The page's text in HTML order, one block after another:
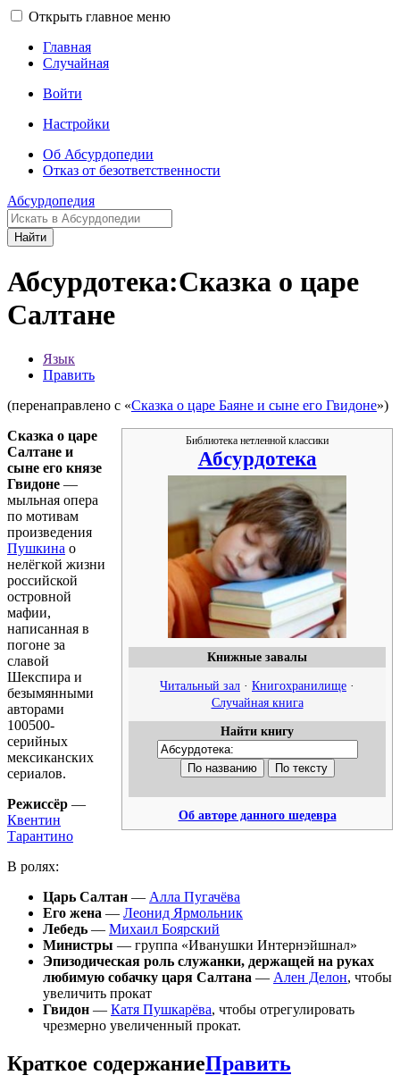
Открыть главное меню
Главная
Случайная
Войти
Настройки
Об Абсурдопедии
Отказ от безответственности
Абсурдопедия
Найти
Абсурдотека:Сказка о царе
Салтане
Язык
Править
(перенаправлено с «Сказка о царе Баяне и сыне его Гвидоне»)
Библиотека нетленной классики
Абсурдотека
Книжные завалы
Читальный зал · Книгохранилище ·
Случайная книга
Найти книгу
Об авторе данного шедевра
Сказка о царе
Салтане и
сыне его князе
Гвидоне —
мыльная опера
по мотивам
произведения
Пушкина о
нелёгкой жизни
российской
островной
мафии,
написанная в
погоне за
славой
Шекспира и
безымянными
авторами
100500-
серийных
мексиканских
сериалов.
Режиссёр —
Квентин
Тарантино
В ролях:
Царь Салтан — Алла Пугачёва
Его жена — Леонид Ярмольник
Лебедь — Михаил Боярский
Министры — группа «Иванушки Интернэйшнал»
Эпизодическая роль служанки, держащей на руках
любимую собачку царя Салтана — Ален Делон, чтобы
увеличить прокат
Гвидон — Катя Пушкарёва, чтобы отрегулировать
чрезмерно увеличенный прокат.
Краткое содержаниеПравить